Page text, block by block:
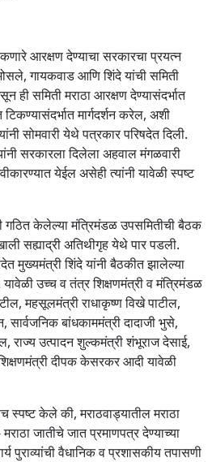
आरक्षण देण्याचा सरकारचा प्रयत्न
गायकवाड आणि शिंदे यांची समिती
ही समिती मराठा आरक्षण देण्यासंदर्भात
मार्गदर्शन करेल, अशी
सोमवारी येथे पत्रकार परिषदेत दिली.
सरकारला दिलेला अहवाल मंगळवारी
येईल असेही त्यांनी यावेळी स्पष्ट
गठित केलेल्या मंत्रिमंडळ उपसमितीची बैठक
सह्याद्री अतिथीगृह येथे पार पडली.
मुख्यमंत्री शिंदे यांनी बैठकीत झालेल्या
यावेळी उच्च व तंत्र शिक्षणमंत्री व मंत्रिमंडळ
महसूलमंत्री राधाकृष्ण विखे पाटील,
सार्वजनिक बांधकाममंत्री दादाजी भुसे,
राज्य उत्पादन शुल्कमंत्री शंभूराज देसाई,
दीपक केसरकर आदी यावेळी
स्पष्ट केले की, मराठवाड्यातील मराठा
जातीचे जात प्रमाणपत्र देण्याच्या
पुराव्यांची वैधानिक व प्रशासकीय तपासणी